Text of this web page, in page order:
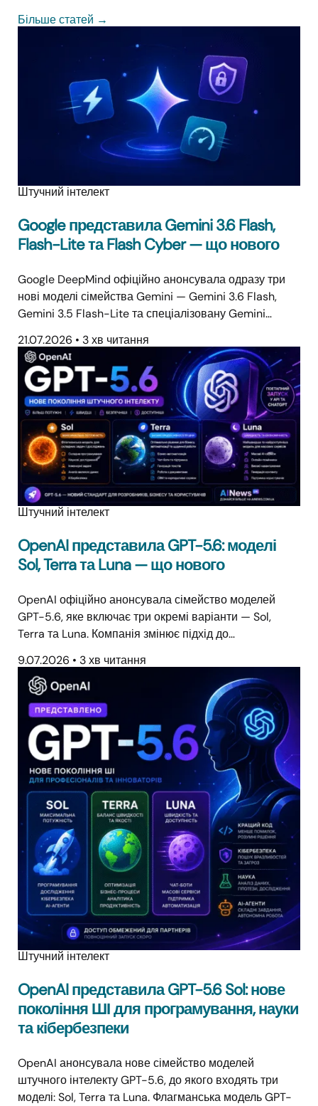
Більше статей →
Штучний інтелект
Google представила Gemini 3.6 Flash,
Flash-Lite та Flash Cyber — що нового
Google DeepMind офіційно анонсувала одразу три
нові моделі сімейства Gemini — Gemini 3.6 Flash,
Gemini 3.5 Flash-Lite та спеціалізовану Gemini…
21.07.2026 • 3 хв читання
Штучний інтелект
OpenAI представила GPT-5.6: моделі
Sol, Terra та Luna — що нового
OpenAI офіційно анонсувала сімейство моделей
GPT-5.6, яке включає три окремі варіанти — Sol,
Terra та Luna. Компанія змінює підхід до…
9.07.2026 • 3 хв читання
Штучний інтелект
OpenAI представила GPT-5.6 Sol: нове
покоління ШІ для програмування, науки
та кібербезпеки
OpenAI анонсувала нове сімейство моделей
штучного інтелекту GPT-5.6, до якого входять три
моделі: Sol, Terra та Luna. Флагманська модель GPT-